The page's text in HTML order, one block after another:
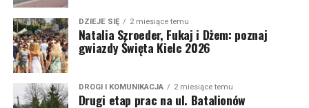
DZIEJE SIĘ 2 miesiące temu
Natalia Szroeder, Fukaj i Dżem: poznaj
gwiazdy Święta Kielc 2026
DROGI I KOMUNIKACJA 2 miesiące temu
Drugi etap prac na ul. Batalionów